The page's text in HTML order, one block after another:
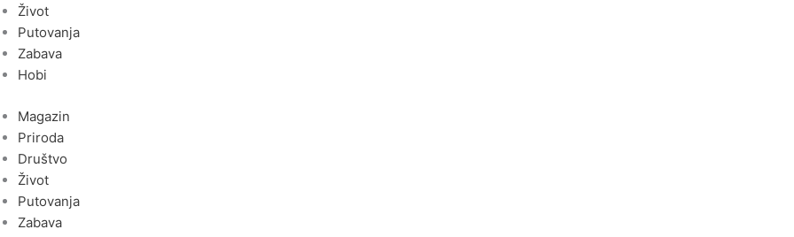
Život
Putovanja
Zabava
Hobi
Magazin
Priroda
Društvo
Život
Putovanja
Zabava